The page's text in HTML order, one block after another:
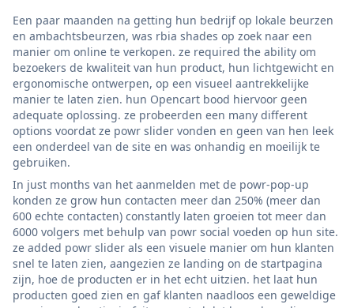
Een paar maanden na getting hun bedrijf op lokale beurzen
en ambachtsbeurzen, was rbia shades op zoek naar een
manier om online te verkopen. ze required the ability om
bezoekers de kwaliteit van hun product, hun lichtgewicht en
ergonomische ontwerpen, op een visueel aantrekkelijke
manier te laten zien. hun Opencart bood hiervoor geen
adequate oplossing. ze probeerden een many different
options voordat ze powr slider vonden en geen van hen leek
een onderdeel van de site en was onhandig en moeilijk te
gebruiken.
In just months van het aanmelden met de powr-pop-up
konden ze grow hun contacten meer dan 250% (meer dan
600 echte contacten) constantly laten groeien tot meer dan
6000 volgers met behulp van powr social voeden op hun site.
ze added powr slider als een visuele manier om hun klanten
snel te laten zien, aangezien ze landing on de startpagina
zijn, hoe de producten er in het echt uitzien. het laat hun
producten goed zien en gaf klanten naadloos een geweldige